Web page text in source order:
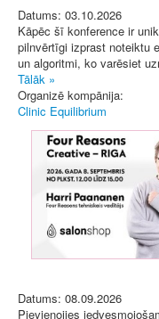
Datums: 03.10.2026
Kāpēc šī konference ir
pilnvērtīgi izprast noteiktu
un algoritmi, ko varēsiet
Tālāk »
Organizē kompānija:
Clinic Equilibrium
Datums: 08.09.2026
Pievienojies